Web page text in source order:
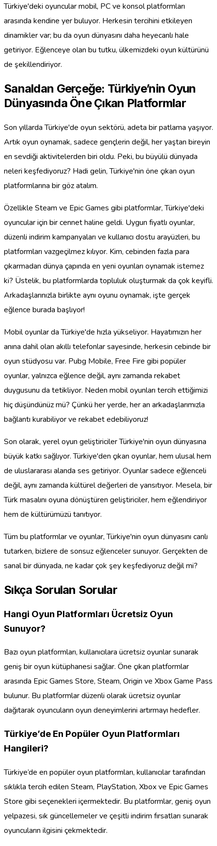
Türkiye'deki oyuncular mobil, PC ve konsol platformları
arasında kendine yer buluyor. Herkesin tercihini etkileyen
dinamikler var; bu da oyun dünyasını daha heyecanlı hale
getiriyor. Eğlenceye olan bu tutku, ülkemizdeki oyun kültürünü
de şekillendiriyor.
Sanaldan Gerçeğe: Türkiye’nin Oyun
Dünyasında Öne Çıkan Platformlar
Son yıllarda Türkiye'de oyun sektörü, adeta bir patlama yaşıyor.
Artık oyun oynamak, sadece gençlerin değil, her yaştan bireyin
en sevdiği aktivitelerden biri oldu. Peki, bu büyülü dünyada
neleri keşfediyoruz? Hadi gelin, Türkiye'nin öne çıkan oyun
platformlarına bir göz atalım.
Özellikle Steam ve Epic Games gibi platformlar, Türkiye'deki
oyuncular için bir cennet haline geldi. Uygun fiyatlı oyunlar,
düzenli indirim kampanyaları ve kullanıcı dostu arayüzleri, bu
platformları vazgeçilmez kılıyor. Kim, cebinden fazla para
çıkarmadan dünya çapında en yeni oyunları oynamak istemez
ki? Üstelik, bu platformlarda topluluk oluşturmak da çok keyifli.
Arkadaşlarınızla birlikte aynı oyunu oynamak, işte gerçek
eğlence burada başlıyor!
Mobil oyunlar da Türkiye'de hızla yükseliyor. Hayatımızın her
anına dahil olan akıllı telefonlar sayesinde, herkesin cebinde bir
oyun stüdyosu var. Pubg Mobile, Free Fire gibi popüler
oyunlar, yalnızca eğlence değil, aynı zamanda rekabet
duygusunu da tetikliyor. Neden mobil oyunları tercih ettiğimizi
hiç düşündünüz mü? Çünkü her yerde, her an arkadaşlarımızla
bağlantı kurabiliyor ve rekabet edebiliyoruz!
Son olarak, yerel oyun geliştiriciler Türkiye'nin oyun dünyasına
büyük katkı sağlıyor. Türkiye'den çıkan oyunlar, hem ulusal hem
de uluslararası alanda ses getiriyor. Oyunlar sadece eğlenceli
değil, aynı zamanda kültürel değerleri de yansıtıyor. Mesela, bir
Türk masalını oyuna dönüştüren geliştiriciler, hem eğlendiriyor
hem de kültürümüzü tanıtıyor.
Tüm bu platformlar ve oyunlar, Türkiye'nin oyun dünyasını canlı
tutarken, bizlere de sonsuz eğlenceler sunuyor. Gerçekten de
sanal bir dünyada, ne kadar çok şey keşfediyoruz değil mi?
Sıkça Sorulan Sorular
Hangi Oyun Platformları Ücretsiz Oyun
Sunuyor?
Bazı oyun platformları, kullanıcılara ücretsiz oyunlar sunarak
geniş bir oyun kütüphanesi sağlar. Öne çıkan platformlar
arasında Epic Games Store, Steam, Origin ve Xbox Game Pass
bulunur. Bu platformlar düzenli olarak ücretsiz oyunlar
dağıtarak oyuncuların oyun deneyimlerini artırmayı hedefler.
Türkiye’de En Popüler Oyun Platformları
Hangileri?
Türkiye’de en popüler oyun platformları, kullanıcılar tarafından
sıklıkla tercih edilen Steam, PlayStation, Xbox ve Epic Games
Store gibi seçenekleri içermektedir. Bu platformlar, geniş oyun
yelpazesi, sık güncellemeler ve çeşitli indirim fırsatları sunarak
oyuncuların ilgisini çekmektedir.